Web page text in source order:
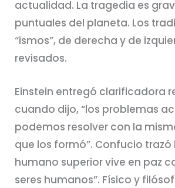
actualidad. La tragedia es
puntuales del planeta. Los
“ismos”, de derecha y de
revisados.
Einstein entregó clarificadora
cuando dijo, “los problemas
podemos resolver con la
que los formó”. Confucio trazó
humano superior vive en paz
seres humanos”. Físico y